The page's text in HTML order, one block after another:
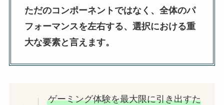
ただのコンポーネントではなく、全体のパ
フォーマンスを左右する、選択における重
大な要素と言えます。
ゲーミング体験を最大限に引き出すた